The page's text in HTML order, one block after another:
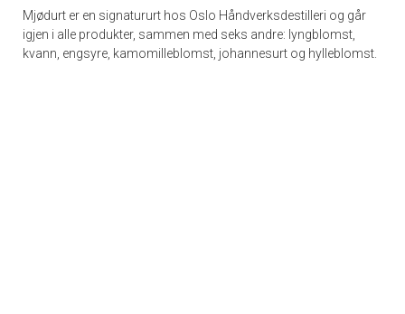
Mjødurt er en signatururt hos Oslo Håndverksdestilleri og går
igjen i alle produkter, sammen med seks andre: lyngblomst,
kvann, engsyre, kamomilleblomst, johannesurt og hylleblomst.